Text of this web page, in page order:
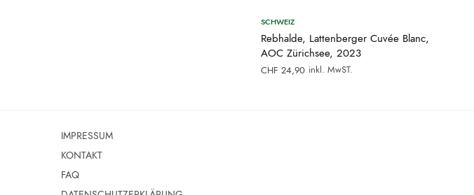
SCHWEIZ
Rebhalde, Lattenberger Cuvée Blanc,
AOC Zürichsee, 2023
CHF 24,90 inkl. MwST.
IMPRESSUM
KONTAKT
FAQ